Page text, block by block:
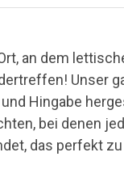
an dem
Unser
Hingabe
bei denen
das perfekt